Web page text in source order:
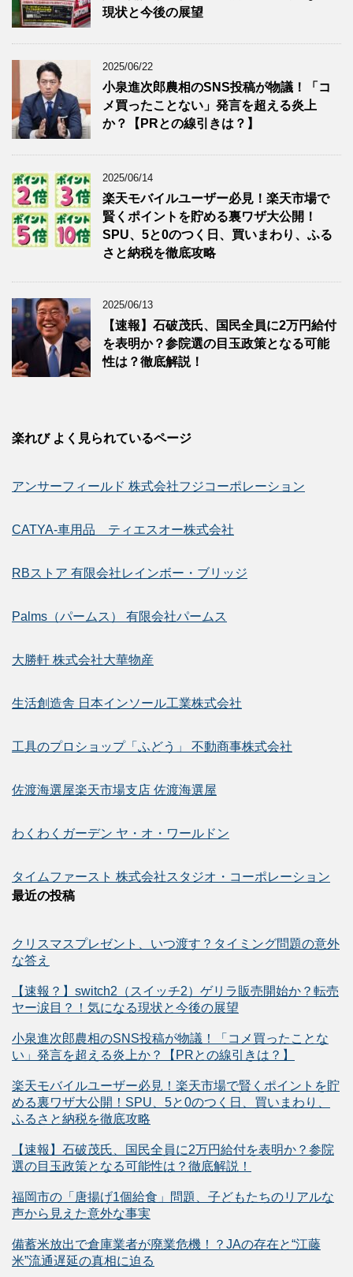
現状と今後の展望
2025/06/22
小泉進次郎農相のSNS投稿が物議！「コ
メ買ったことない」発言を超える炎上
か？【PRとの線引きは？】
2025/06/14
楽天モバイルユーザー必見！楽天市場で
賢くポイントを貯める裏ワザ大公開！
SPU、5と0のつく日、買いまわり、ふる
さと納税を徹底攻略
2025/06/13
【速報】石破茂氏、国民全員に2万円給付
を表明か？参院選の目玉政策となる可能
性は？徹底解説！
楽れび よく見られているページ
アンサーフィールド 株式会社フジコーポレーション
CATYA-車用品 ティエスオー株式会社
RBストア 有限会社レインボー・ブリッジ
Palms（パームス） 有限会社パームス
大勝軒 株式会社大華物産
生活創造舎 日本インソール工業株式会社
工具のプロショップ「ふどう」 不動商事株式会社
佐渡海選屋楽天市場支店 佐渡海選屋
わくわくガーデン ヤ・オ・ワールドン
タイムファースト 株式会社スタジオ・コーポレーション
最近の投稿
クリスマスプレゼント、いつ渡す？タイミング問題の意外
な答え
【速報？】switch2（スイッチ2）ゲリラ販売開始か？転売
ヤー涙目？！気になる現状と今後の展望
小泉進次郎農相のSNS投稿が物議！「コメ買ったことな
い」発言を超える炎上か？【PRとの線引きは？】
楽天モバイルユーザー必見！楽天市場で賢くポイントを貯
める裏ワザ大公開！SPU、5と0のつく日、買いまわり、
ふるさと納税を徹底攻略
【速報】石破茂氏、国民全員に2万円給付を表明か？参院
選の目玉政策となる可能性は？徹底解説！
福岡市の「唐揚げ1個給食」問題、子どもたちのリアルな
声から見えた意外な事実
備蓄米放出で倉庫業者が廃業危機！？JAの存在と“江藤
米”流通遅延の真相に迫る